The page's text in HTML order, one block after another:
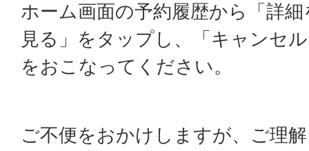
ホーム画面の予約履歴から「詳細
見る」をタップし、「キャンセ
をおこなってください。
ご不便をおかけしますが、ご理